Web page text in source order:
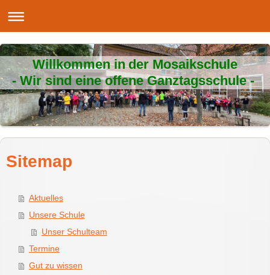
Willkommen in der Mosaikschule
- Wir sind eine offene Ganztagsschule -
Sitemap
Aktuelles
Unsere Schule
Unser Schulteam
Termine
Gut zu wissen